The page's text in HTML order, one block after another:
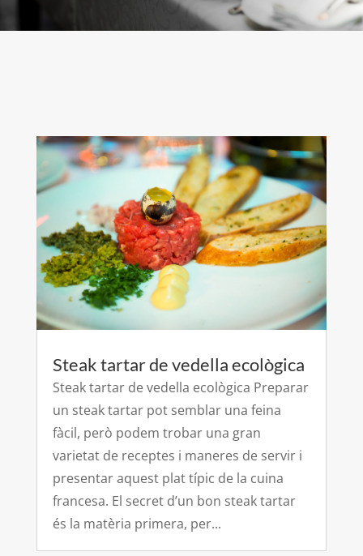
Steak tartar de vedella ecològica
Steak tartar de vedella ecològica Preparar
un steak tartar pot semblar una feina
fàcil, però podem trobar una gran
varietat de receptes i maneres de servir i
presentar aquest plat típic de la cuina
francesa. El secret d’un bon steak tartar
és la matèria primera, per...